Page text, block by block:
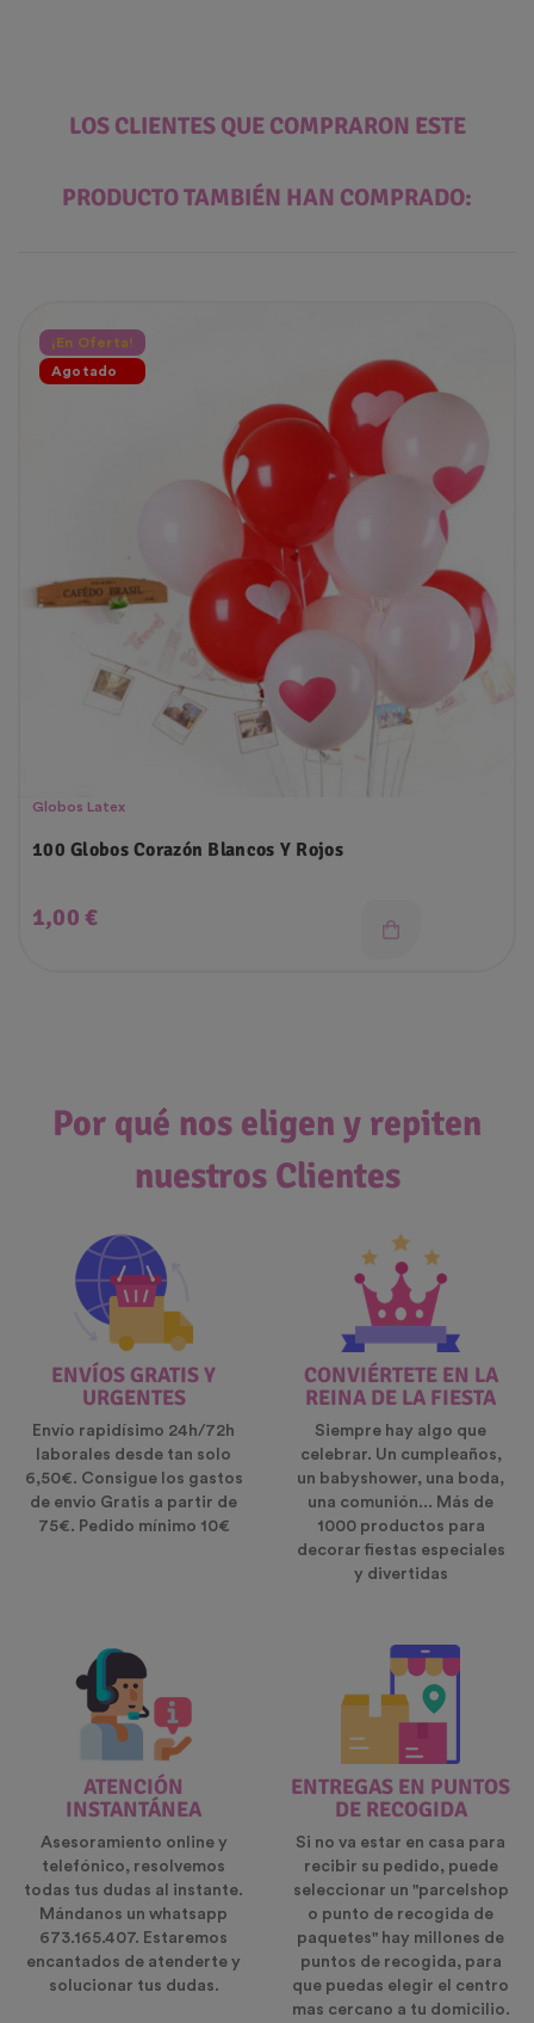
LOS CLIENTES QUE COMPRARON ESTE
PRODUCTO TAMBIÉN HAN COMPRADO:
¡En Oferta!
Agotado
Globos Latex
100 Globos Corazón Blancos Y Rojos
Precio
1,00 €
Por qué nos eligen y repiten
nuestros Clientes
ENVÍOS GRATIS Y
URGENTES
Envío rapidísimo 24h/72h
laborales desde tan solo
6,50€. Consigue los gastos
de envio Gratis a partir de
75€. Pedido mínimo 10€
CONVIÉRTETE EN LA
REINA DE LA FIESTA
Siempre hay algo que
celebrar. Un cumpleaños,
un babyshower, una boda,
una comunión... Más de
1000 productos para
decorar fiestas especiales
y divertidas
ATENCIÓN
INSTANTÁNEA
Asesoramiento online y
telefónico, resolvemos
todas tus dudas al instante.
Mándanos un whatsapp
673.165.407. Estaremos
encantados de atenderte y
solucionar tus dudas.
ENTREGAS EN PUNTOS
DE RECOGIDA
Si no va estar en casa para
recibir su pedido, puede
seleccionar un "parcelshop
o punto de recogida de
paquetes" hay millones de
puntos de recogida, para
que puedas elegir el centro
mas cercano a tu domicilio.